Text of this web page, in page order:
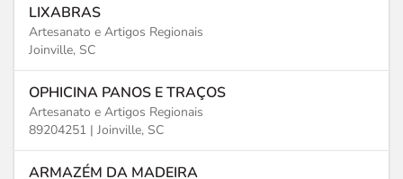
LIXABRAS
Artesanato e Artigos Regionais
Joinville, SC
OPHICINA PANOS E TRAÇOS
Artesanato e Artigos Regionais
89204251 | Joinville, SC
ARMAZÉM DA MADEIRA